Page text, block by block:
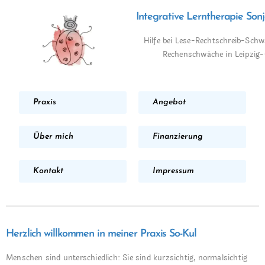
Integrative Lerntherapie
Hilfe bei Lese-Rechtschreib-
Rechenschwäche in
Praxis Angebot
Über mich Finanzierung
Kontakt Impressum
Herzlich willkommen in meiner Praxis So-Kul
Menschen sind unterschiedlich: Sie sind kurzsichtig, normalsichtig